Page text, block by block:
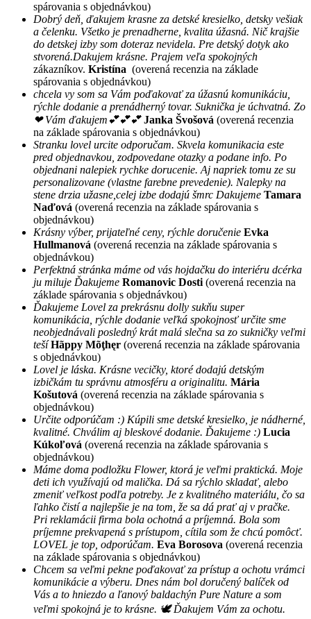
spárovania s objednávkou)
Dobrý deň, ďakujem krasne za detské kresielko, detsky vešiak
a čelenku. Všetko je prenadherne, kvalita úžasná. Nič krajšie
do detskej izby som doteraz nevidela. Pre detský dotyk ako
stvorená.Dakujem krásne. Prajem veľa spokojných
zákazníkov. Kristína (overená recenzia na základe
spárovania s objednávkou)
chcela vy som sa Vám poďakovať za úžasnú komunikáciu,
rýchle dodanie a prenádherný tovar. Suknička je úchvatná. Zo
❤ Vám ďakujem💕💕💕 Janka Švošová (overená recenzia
na základe spárovania s objednávkou)
Stranku lovel urcite odporučam. Skvela komunikacia este
pred objednavkou, zodpovedane otazky a podane info. Po
objednani nalepiek rychke dorucenie. Aj napriek tomu ze su
personalizovane (vlastne farebne prevedenie). Nalepky na
stene drzia užasne,celej izbe dodajú šmrc Dakujeme Tamara
Naďová (overená recenzia na základe spárovania s
objednávkou)
Krásny výber, prijateľné ceny, rýchle doručenie Evka
Hullmanová (overená recenzia na základe spárovania s
objednávkou)
Perfektná stránka máme od vás hojdačku do interiéru dcérka
ju miluje Ďakujeme Romanovic Dosti (overená recenzia na
základe spárovania s objednávkou)
Ďakujeme Lovel za prekrásnu dolly sukňu super
komunikácia, rýchle dodanie veľká spokojnosť určite sme
neobjednávali posledný krát malá slečna sa zo sukničky veľmi
tešíHãppy Mõţhęr (overená recenzia na základe spárovania
s objednávkou)
Lovel je láska. Krásne vecičky, ktoré dodajú detským
izbičkám tu správnu atmosféru a originalitu. Mária
Košutová (overená recenzia na základe spárovania s
objednávkou)
Určite odporúčam :) Kúpili sme detské kresielko, je nádherné,
kvalitné. Chválim aj bleskové dodanie. Ďakujeme :) Lucia
Kúkoľová (overená recenzia na základe spárovania s
objednávkou)
Máme doma podložku Flower, ktorá je veľmi praktická. Moje
deti ich využívajú od malička. Dá sa rýchlo skladať, alebo
zmeniť veľkost podľa potreby. Je z kvalitného materiálu, čo sa
ľahko čistí a najlepšie je na tom, že sa dá prať aj v pračke.
Pri reklamácii firma bola ochotná a príjemná. Bola som
príjemne prekvapená s prístupom, cítila som že chcú pomôcť.
LOVEL je top, odporúčam. Eva Borosova (overená recenzia
na základe spárovania s objednávkou)
Chcem sa veľmi pekne poďakovať za prístup a ochotu vrámci
komunikácie a výberu. Dnes nám bol doručený balíček od
Vás a to hniezdo a ľanový baldachýn Pure Nature a som
veľmi spokojná je to krásne. 🕊 Ďakujem Vám za ochotu.